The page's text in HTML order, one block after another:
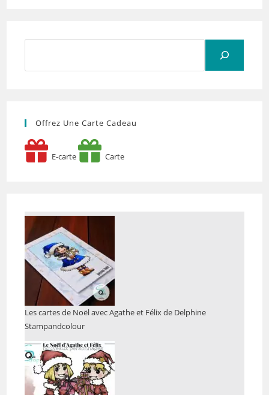
Offrez Une Carte Cadeau
E-carte Carte
Les cartes de Noël avec Agathe et Félix de Delphine
Stampandcolour